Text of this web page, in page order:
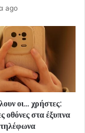
ago
οι… χρήστες:
οθόνες στα έξυπνα
τηλέφωνα